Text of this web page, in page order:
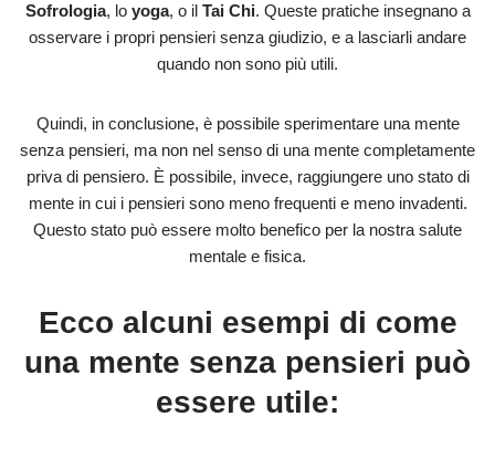
Sofrologia, lo yoga, o il Tai Chi. Queste pratiche insegnano a
osservare i propri pensieri senza giudizio, e a lasciarli andare
quando non sono più utili.
Quindi, in conclusione, è possibile sperimentare una mente
senza pensieri, ma non nel senso di una mente completamente
priva di pensiero. È possibile, invece, raggiungere uno stato di
mente in cui i pensieri sono meno frequenti e meno invadenti.
Questo stato può essere molto benefico per la nostra salute
mentale e fisica.
Ecco alcuni esempi di come
una mente senza pensieri può
essere utile: